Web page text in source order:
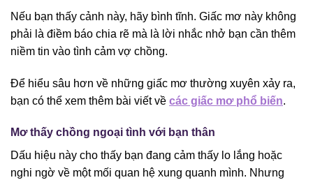
Nếu bạn thấy cảnh này, hãy bình tĩnh. Giấc mơ này không
phải là điềm báo chia rẽ mà là lời nhắc nhở bạn cần thêm
niềm tin vào tình cảm vợ chồng.
Để hiểu sâu hơn về những giấc mơ thường xuyên xảy ra,
bạn có thể xem thêm bài viết về các giấc mơ phổ biến.
Mơ thấy chồng ngoại tình với bạn thân
Dấu hiệu này cho thấy bạn đang cảm thấy lo lắng hoặc
nghi ngờ về một mối quan hệ xung quanh mình. Nhưng